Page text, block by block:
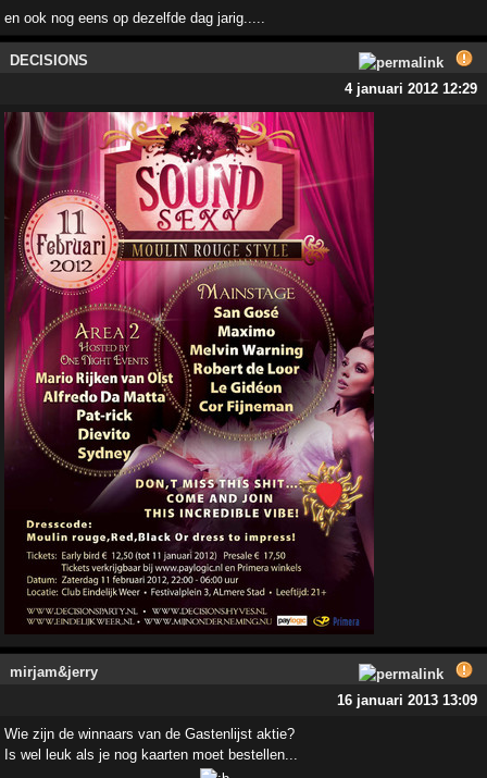
en ook nog eens op dezelfde dag jarig.....
DECISIONS
4 januari 2012 12:29
mirjam&jerry
16 januari 2013 13:09
Wie zijn de winnaars van de Gastenlijst aktie?
Is wel leuk als je nog kaarten moet bestellen...